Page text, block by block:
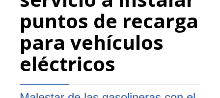
puntos de recarga
para vehículos
eléctricos